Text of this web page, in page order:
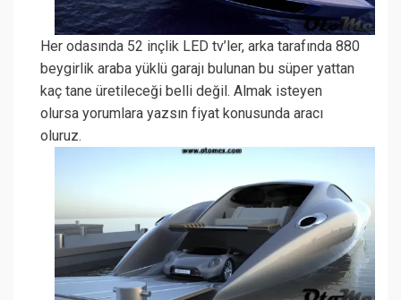
Her odasında 52 inçlik LED tv’ler, arka tarafında 880
beygirlik araba yüklü garajı bulunan bu süper yattan
kaç tane üretileceği belli değil. Almak isteyen
olursa yorumlara yazsın fiyat konusunda aracı
oluruz.